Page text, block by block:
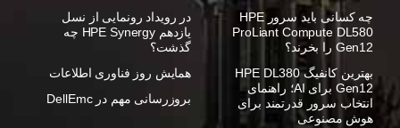
چه کسانی باید سرور HPE
ProLiant Compute DL580
Gen12 را بخرند؟
بهترین کانفیگ HPE DL380
Gen12 برای AI؛ راهنمای
انتخاب سرور قدرتمند برای
هوش مصنوعی
در رویداد رونمایی از نسل
یازدهم HPE Synergy چه
گذشت؟
همایش روز فناوری اطلاعات
بروزرسانی مهم در DellEmc